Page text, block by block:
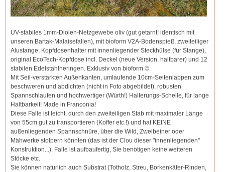
UV-stabiles 1mm-Diolen-Netzgewebe oliv (gut getarnt! identisch mit
unseren Bartak-Malaisefallen), mit bioform V2A-Bodenspieß, zweiteiliger
Alustange, Kopfdosenhalter mit innenliegender Steckhülse (für Stange),
original EcoTech-Kopfdose incl. Deckel (neue Version, haltbarer) und 12
stabilen Edelstahlheringen. Exklusiv von bioform ©.
Mit Seil-verstärkten Außenkanten, umlaufende 10cm-Seitenlappen zum
beschweren und abdichten (nicht in Foto abgebildet), robusten
Spannschlaufen und hochwertiger (Würth!) Halterungs-Schelle, für lange
Haltbarkeit! Made in Franconia!
Diese Falle ist leicht, durch den zweiteiligen Stab mit maximaler Länge
von 55cm gut zu transportieren (Koffer etc.!) und hat KEINE
außenliegenden Spannschnüre, über die Wild, Zweibeiner oder
Mähwerke stolpern könnten (das ist der Clou dieser "innenliegenden"
Konstruktion...). Falle ist aufbaufertig, Sie benötigen keine weiteren
Stöcke etc.
Sie können natürlich auch Substrat (Totholz, Streu, Borkenkäfer-Rinden,